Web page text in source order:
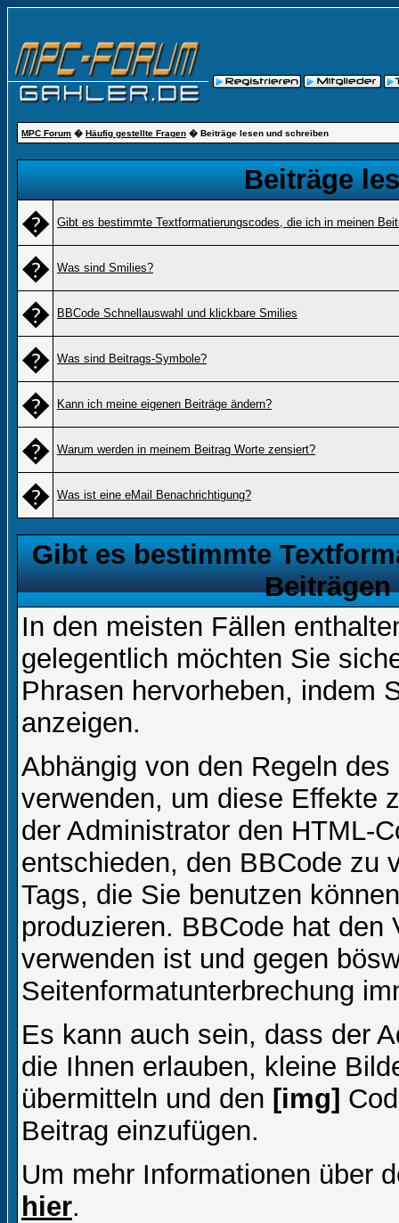
MPC Forum � Häufig gestellte Fragen � Beiträge lesen und schreiben
Beiträge
� Gibt es bestimmte Textformatierungscodes, die ich in meinen
� Was sind Smilies?
� BBCode Schnellauswahl und klickbare Smilies
� Was sind Beitrags-Symbole?
� Kann ich meine eigenen Beiträge ändern?
� Warum werden in meinem Beitrag Worte zensiert?
� Was ist eine eMail Benachrichtigung?
Gibt es bestimmte
Beiträgen
In den meisten Fällen
gelegentlich möchten Sie
Phrasen hervorheben, indem
anzeigen.
Abhängig von den Regeln
verwenden, um diese Effekte
der Administrator den HTML-
entschieden, den BBCode zu
Tags, die Sie benutzen
produzieren. BBCode hat
verwenden ist und gegen
Seitenformatunterbrechung
Es kann auch sein, dass der
die Ihnen erlauben, kleine
übermitteln und den [img]
Beitrag einzufügen.
Um mehr Informationen über
hier.